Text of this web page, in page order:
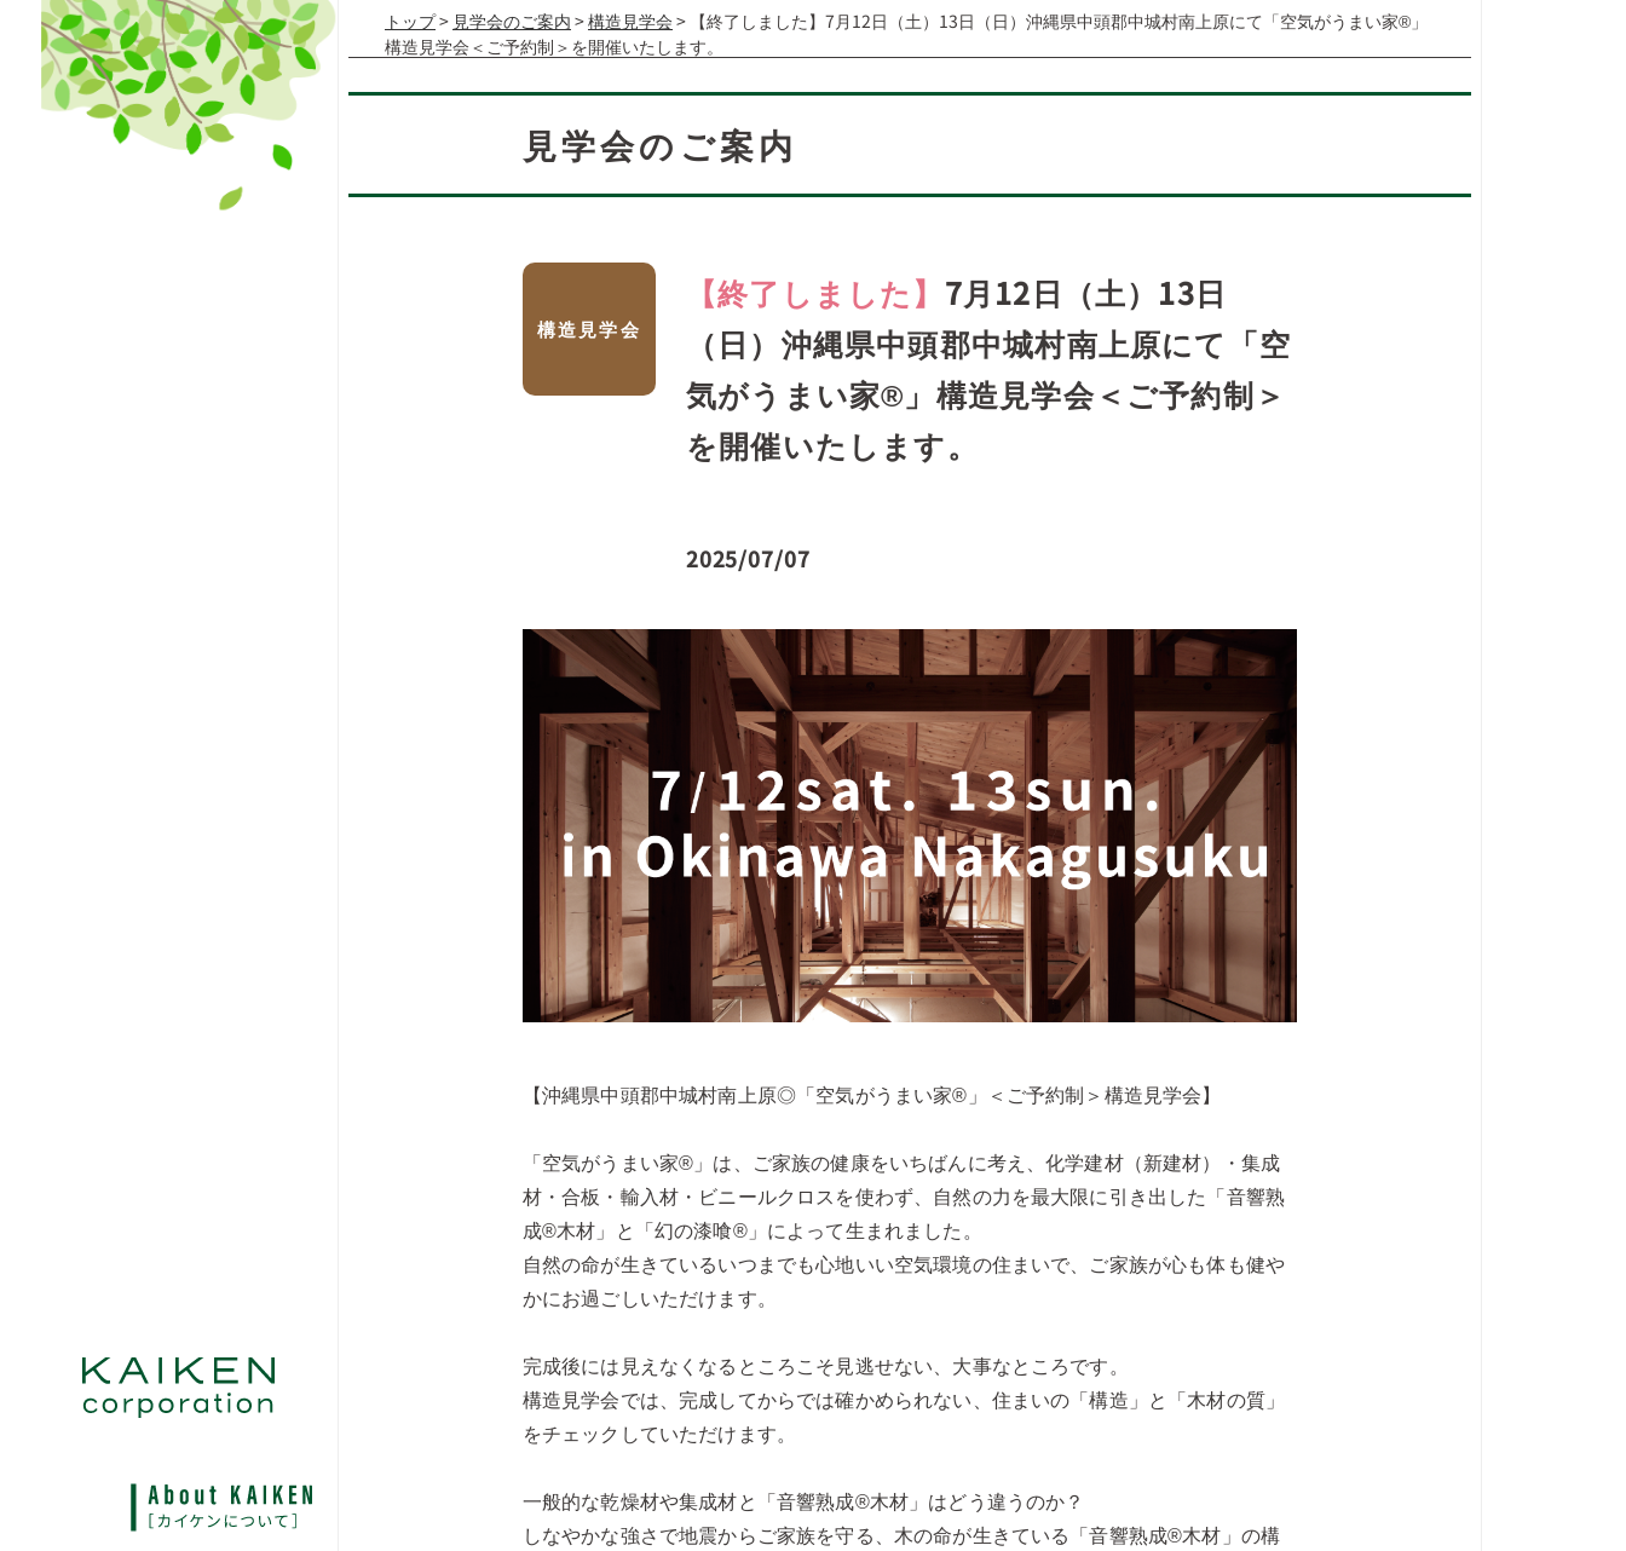
トップ> 見学会のご案内 >構造見学会 > 【終了しました】7月12日（土）13日（日）沖縄県中頭郡中城村南上原にて「空気がうまい家®」
構造見学会＜ご予約制＞を開催いたします。
見学会のご案内
構造見学会
2025/07/07
【終了しました】 7月12日（土）13日
（日）沖縄県中頭郡中城村南上原にて「空
気がうまい家®」構造見学会＜ご予約制＞
を開催いたします。
【沖縄県中頭郡中城村南上原◎「空気がうまい家®」＜ご予約制＞構造見学会】
「空気がうまい家®」は、ご家族の健康をいちばんに考え、化学建材（新建材）・集成
材・合板・輸入材・ビニールクロスを使わず、自然の力を最大限に引き出した「音響熟
成®木材」と「幻の漆喰®」によって生まれました。
自然の命が生きているいつまでも心地いい空気環境の住まいで、ご家族が心も体も健や
かにお過ごしいただけます。
完成後には見えなくなるところこそ見逃せない、大事なところです。
構造見学会では、完成してからでは確かめられない、住まいの「構造」と「木材の質」
をチェックしていただけます。
一般的な乾燥材や集成材と「音響熟成®木材」はどう違うのか？
しなやかな強さで地震からご家族を守る、木の命が生きている「音響熟成®木材」の構